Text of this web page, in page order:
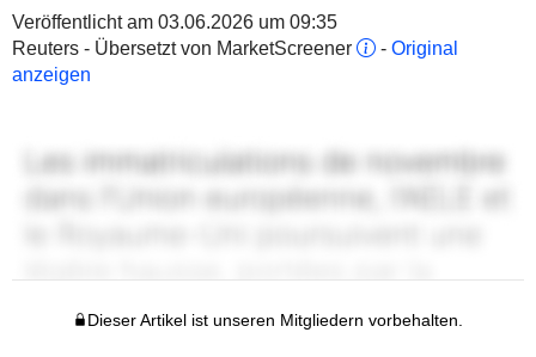
Veröffentlicht am 03.06.2026 um 09:35
Reuters - Übersetzt von MarketScreener
- Original
anzeigen
Dieser Artikel ist unseren Mitgliedern vorbehalten.